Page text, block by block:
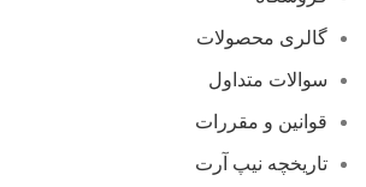
گالری محصولات
سوالات متداول
قوانین و مقررات
تاریخچه نیپ آرت